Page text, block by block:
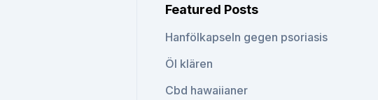
Featured Posts
Hanfölkapseln gegen psoriasis
Öl klären
Cbd hawaiianer